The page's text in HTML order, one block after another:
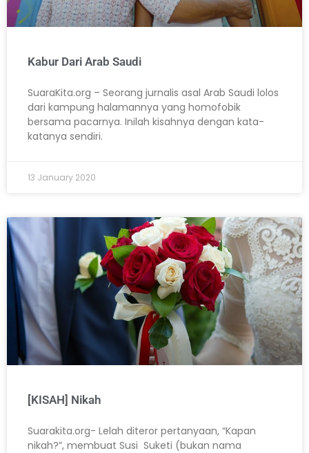
Kabur Dari Arab Saudi
SuaraKita.org – Seorang jurnalis asal Arab Saudi lolos
dari kampung halamannya yang homofobik
bersama pacarnya. Inilah kisahnya dengan kata-
katanya sendiri.
13 January 2020
[KISAH] Nikah
Suarakita.org- Lelah diteror pertanyaan, “Kapan
nikah?”, membuat Susi Suketi (bukan nama